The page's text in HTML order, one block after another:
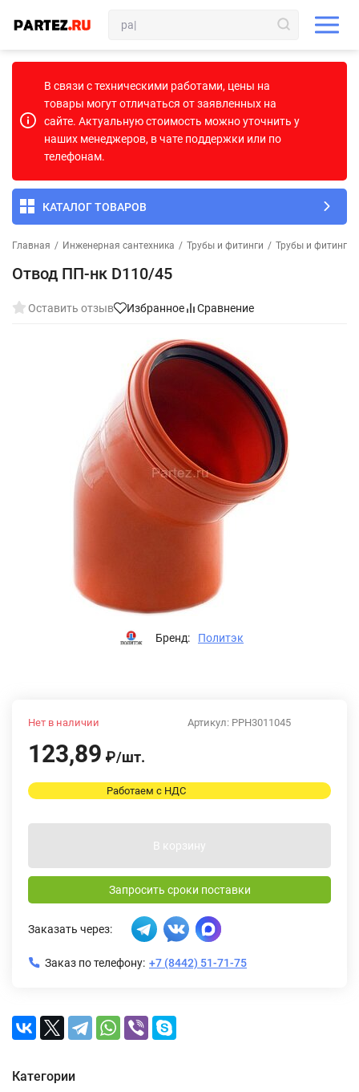
В связи с техническими работами, цены на
товары могут отличаться от заявленных на
сайте. Актуальную стоимость можно уточнить у
наших менеджеров, в чате поддержки или по
телефонам.
КАТАЛОГ ТОВАРОВ
Главная / Инженерная сантехника / Трубы и фитинги / Трубы и фитинги
Отвод ПП-нк D110/45
Оставить отзыв Избранное Сравнение
Бренд: Политэк
Артикул: PPH3011045
Нет в наличии
123,89 ₽/шт.
Работаем с НДС
В корзину
Запросить сроки поставки
Заказать через:
Заказ по телефону: +7 (8442) 51-71-75
Категории